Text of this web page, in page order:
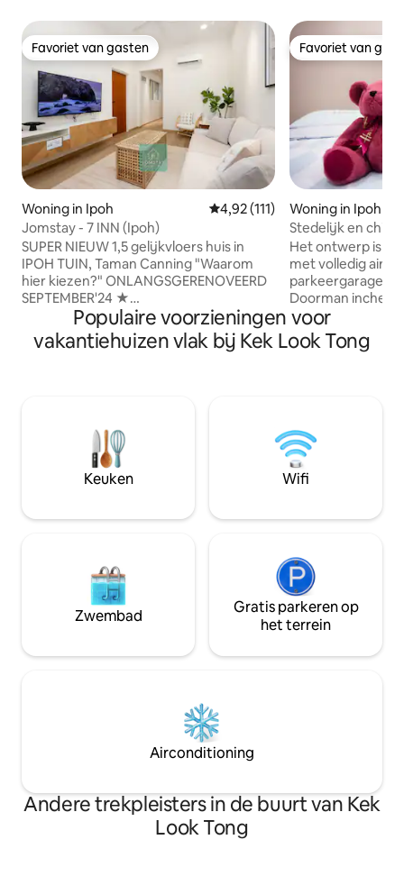
Favoriet van gasten
Favoriet van gasten
Woning in Ipoh Gemiddelde beoordeling van
4,92 (111)
Jomstay - 7 INN (Ipoh)
SUPER NIEUW 1,5 gelijkvloers huis in
IPOH TUIN, Taman Canning "Waarom
hier kiezen?" ONLANGSGERENOVEERD
SEPTEMBER'24 ★
Schoonmaakverplichting: professionele
grondige schoonmaak, desinfectie- en
ontsmettingsdienst, schoon
IPOH Old, New Town, de meeste
beroemde bezienswaardigheden van
Ipoh, voedselstraten Ruime 4
slaapkamers, met uitzicht op speeltuin
-STRIKT 10 personen inclusief kinderen
Favoriet van
Favoriet van
Woning in Ipoh
Stedelijk en chill
Het ontwerp is
met volledig
parkeergarages - 2 boilers - 5 airconds -
Doorman
NJOI -
home (XL) - Drukwater - 2 haardrogers -
strijkijzer en -
Cave @ 15
@ 25 minuten -
minuten -Ipoh 's
Starbucks & Mc D
Populaire voorzieningen voor
vakantiehuizen vlak bij Kek Look Tong
Keuken Wifi
Zwembad
Gratis parkeren op
het terrein
Airconditioning
Andere trekpleisters in de buurt van Kek
Look Tong